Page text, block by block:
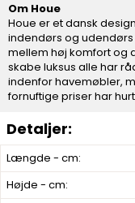
Længde - cm:
Højde - cm:
Om Houe
Houe er et dansk
indendørs og
mellem høj komfort og
skabe luksus alle har
indenfor havemøbler,
fornuftige priser har